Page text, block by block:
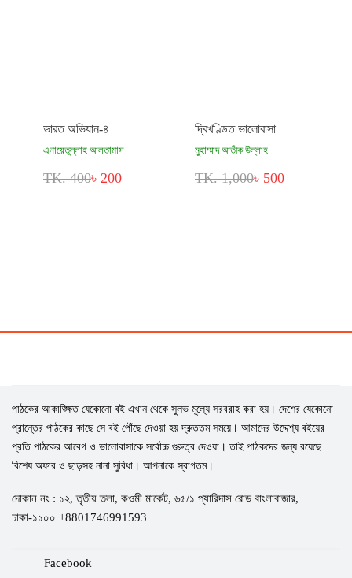
ভারত অভিযান-৪
এনায়েতুল্লাহ আলতামাস
TK. 400৳ 200
দ্বিখণ্ডিত ভালোবাসা
মুহাম্মাদ আতীক উল্লাহ
TK. 1,000৳ 500
পাঠকের আকাঙ্ক্ষিত যেকোনো বই এখান থেকে সুলভ মূল্যে সরবরাহ করা হয়। দেশের যেকোনো
প্রান্তের পাঠকের কাছে সে বই পৌঁছে দেওয়া হয় দ্রুততম সময়ে। আমাদের উদ্দেশ্য বইয়ের
প্রতি পাঠকের আবেগ ও ভালোবাসাকে সর্বোচ্চ গুরুত্ব দেওয়া। তাই পাঠকদের জন্য রয়েছে
বিশেষ অফার ও ছাড়সহ নানা সুবিধা। আপনাকে স্বাগতম।
দোকান নং : ১২, তৃতীয় তলা, কওমী মার্কেট, ৬৫/১ প্যারিদাস রোড বাংলাবাজার,
ঢাকা-১১০০ +8801746991593
Facebook